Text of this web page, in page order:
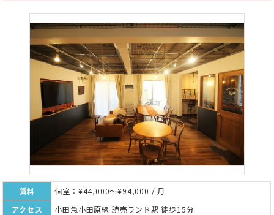
賃料
個室：¥44,000～¥94,000 / 月
アクセス
小田急小田原線 読売ランド駅 徒歩15分